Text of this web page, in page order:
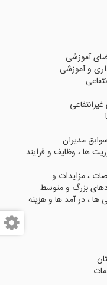
آموزشی
و آموزشی
مدیران
ها ، وظایف و فرایند
، مزایدات و
بزرگ و متوسط
ها ، در آمد ها و هزینه